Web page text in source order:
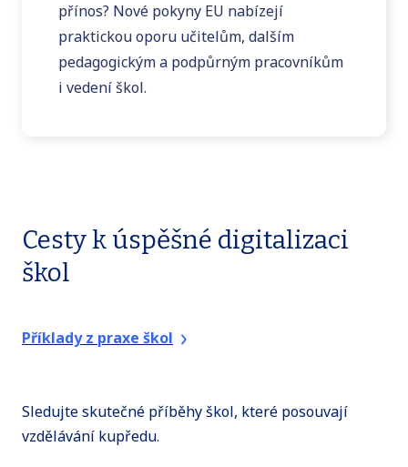
přínos? Nové pokyny EU nabízejí
praktickou oporu učitelům, dalším
pedagogickým a podpůrným pracovníkům
i vedení škol.
Cesty k úspěšné digitalizaci
škol
Příklady z praxe škol
Sledujte skutečné příběhy škol, které posouvají
vzdělávání kupředu.